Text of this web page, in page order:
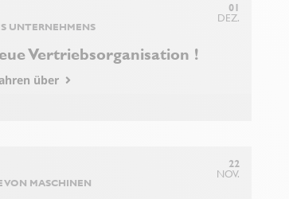
01
DEZ.
UNTERNEHMENS
Vertriebsorganisation !
über
22
NOV.
VON MASCHINEN